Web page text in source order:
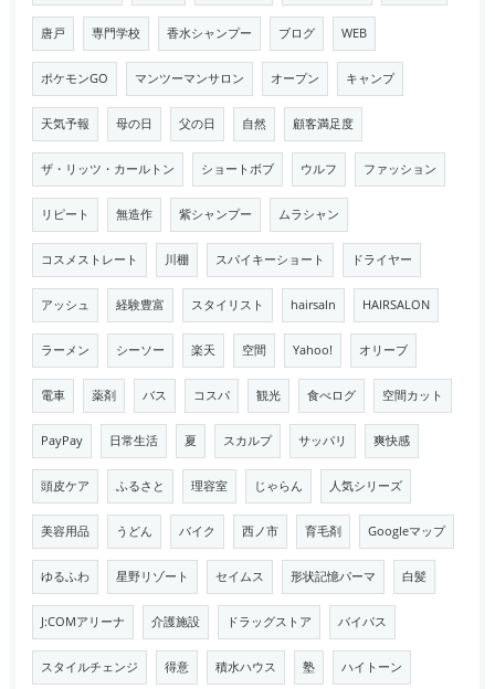
唐戸 専門学校 香水シャンプー ブログ WEB
ポケモンGO マンツーマンサロン オープン キャンプ
天気予報 母の日 父の日 自然 顧客満足度
ザ・リッツ・カールトン ショートボブ ウルフ ファッション
リピート 無造作 紫シャンプー ムラシャン
コスメストレート 川棚 スパイキーショート ドライヤー
アッシュ 経験豊富 スタイリスト hairsaln HAIRSALON
ラーメン シーソー 楽天 空間 Yahoo! オリーブ
電車 薬剤 バス コスパ 観光 食べログ 空間カット
PayPay 日常生活 夏 スカルプ サッパリ 爽快感
頭皮ケア ふるさと 理容室 じゃらん 人気シリーズ
美容用品 うどん バイク 西ノ市 育毛剤 Googleマップ
ゆるふわ 星野リゾート セイムス 形状記憶パーマ 白髪
J:COMアリーナ 介護施設 ドラッグストア バイパス
スタイルチェンジ 得意 積水ハウス 塾 ハイトーン